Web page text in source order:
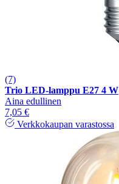
(7)
Trio LED-lamppu E27 4 W
Aina edullinen
7,05 €
Verkkokaupan varastossa